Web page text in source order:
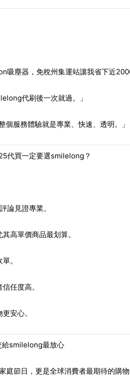
吸塵器，免稅州集運站讓我省下近
代刷後一次就過。」
個服務體驗就是專業、快速、透明。」
代買一定要選smilelong？
論見證專業。
高單價商品最划算。
。
任度高。
安心。
smilelong最放心
節日，更是全球消費者最期待的購